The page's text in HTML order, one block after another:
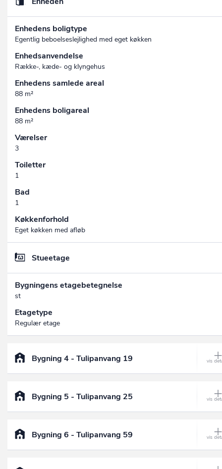
Enhedens boligtype
Egentlig beboelseslejlighed med eget køkken
Enhedsanvendelse
Række-, kæde- og klyngehus
Enhedens samlede areal
88 m²
Enhedens boligareal
88 m²
Værelser
3
Toiletter
1
Bad
1
Køkkenforhold
Eget køkken med afløb
Stueetage
Bygningens etagebetegnelse
st
Etagetype
Regulær etage
Bygning 4 - Tulipanvang 19
Bygning 5 - Tulipanvang 25
Bygning 6 - Tulipanvang 59